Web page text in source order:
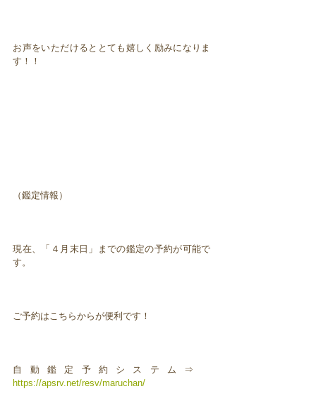
お声をいただけるととても嬉しく励みになりま
す！！
（鑑定情報）
現在、「４月末日」までの鑑定の予約が可能で
す。
ご予約はこちらからが便利です！
自動鑑定予約システム⇒
https://apsrv.net/resv/maruchan/